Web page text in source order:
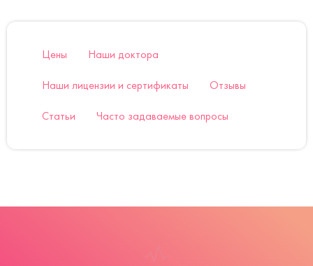
Цены Наши доктора
Наши лицензии и сертификаты Отзывы
Статьи Часто задаваемые вопросы